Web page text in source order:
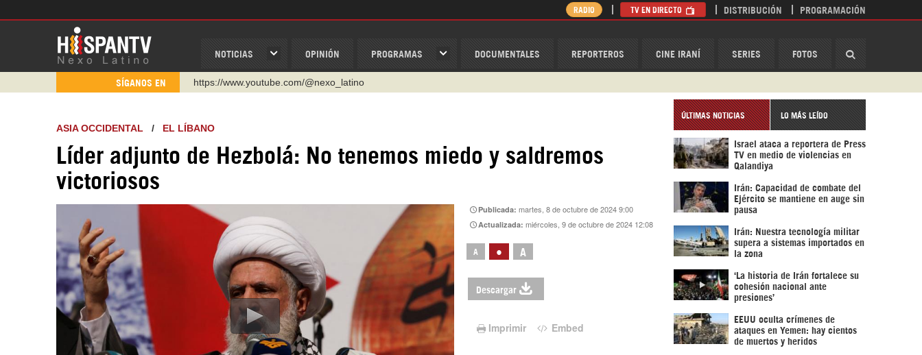
NOTICIAS OPINIÓN PROGRAMAS DOCUMENTALES REPORTEROS CINE IRANÍ SERIES FOTOS
RADIO TV EN DIRECTO DISTRIBUCIÓN PROGRAMACIÓN
SÍGANOS EN
https://www.youtube.com/@nexo_latino
https://t.me/hispantvcanal
https://urmedium.com/c/hispantv
WhatsApp y Viber: +98 921 79 29 404
https://www.facebook.com/Nexolatino.Canal
ASIA OCCIDENTAL / EL LÍBANO
Líder adjunto de Hezbolá: No tenemos miedo y saldremos
victoriosos
Publicada:martes, 8 de octubre de 2024 9:00
Actualizada:miércoles, 9 de octubre de 2024 12:08
A • A
Descargar
Imprimir Embed
ÚLTIMAS NOTICIAS LO MÁS LEÍDO
Israel ataca a reportera de Press
TV en medio de violencias en
Qalandiya
Irán: Capacidad de combate del
Ejército se mantiene en auge sin
pausa
Irán: Nuestra tecnología militar
supera a sistemas importados en
la zona
‘La historia de Irán fortalece su
cohesión nacional ante
presiones’
EEUU oculta crímenes de
ataques en Yemen: hay cientos
de muertos y heridos